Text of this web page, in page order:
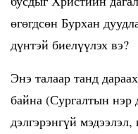
өгөгдсөн Бурхан
дүнтэй биелүүлэх вэ?
Энэ талаар танд
байна (Сургалтын нэр
дэлгэрэнгүй